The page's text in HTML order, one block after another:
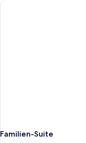
Familien-Suite